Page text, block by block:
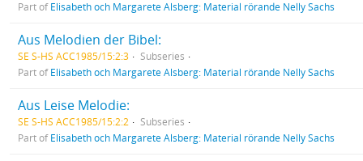
Part ofElisabeth och Margarete Alsberg: Material rörande Nelly Sachs
Aus Melodien der Bibel:
SE S-HS ACC1985/15:2:3
Subseries
Part ofElisabeth och Margarete Alsberg: Material rörande Nelly Sachs
Aus Leise Melodie:
SE S-HS ACC1985/15:2:2
Subseries
Part ofElisabeth och Margarete Alsberg: Material rörande Nelly Sachs